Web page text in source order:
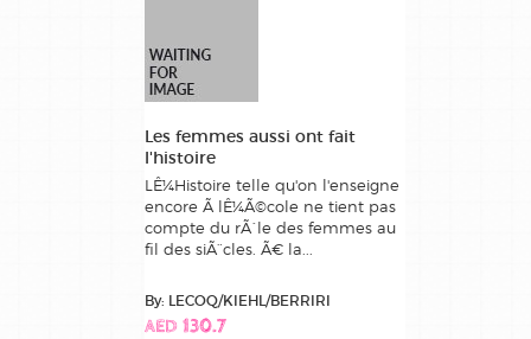
Les femmes aussi ont fait
l'histoire
LÊ¼Histoire telle qu'on l'enseigne
encore Ã lÊ¼Ã©cole ne tient pas
compte du rÃ´le des femmes au
fil des siÃ¨cles. Ã€ la...
By: LECOQ/KIEHL/BERRIRI
AED 130.7